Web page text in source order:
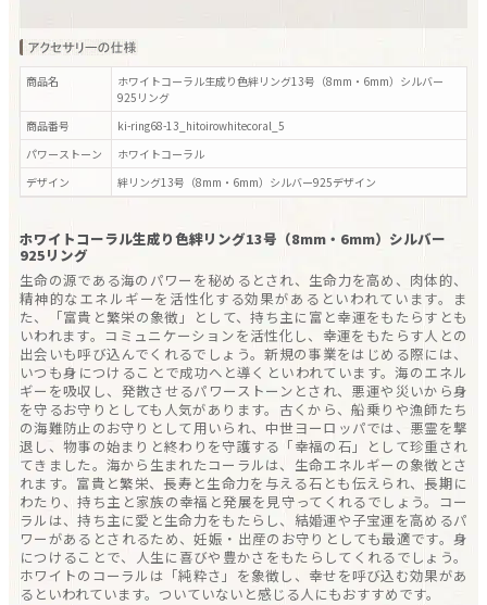
ホワイトコーラル生成り色絆リング13号（8mm・6mm）シルバー
925リング
生命の源である海のパワーを秘めるとされ、生命力を高め、肉体的、
精神的なエネルギーを活性化する効果があるといわれています。ま
た、「富貴と繁栄の象徴」として、持ち主に富と幸運をもたらすとも
いわれます。コミュニケーションを活性化し、幸運をもたらす人との
出会いも呼び込んでくれるでしょう。新規の事業をはじめる際には、
いつも身につけることで成功へと導くといわれています。海のエネル
ギーを吸収し、発散させるパワーストーンとされ、悪運や災いから身
を守るお守りとしても人気があります。古くから、船乗りや漁師たち
の海難防止のお守りとして用いられ、中世ヨーロッパでは、悪霊を撃
退し、物事の始まりと終わりを守護する「幸福の石」として珍重され
てきました。海から生まれたコーラルは、生命エネルギーの象徴とさ
れます。富貴と繁栄、長寿と生命力を与える石とも伝えられ、長期に
わたり、持ち主と家族の幸福と発展を見守ってくれるでしょう。コー
ラルは、持ち主に愛と生命力をもたらし、結婚運や子宝運を高めるパ
ワーがあるとされるため、妊娠・出産のお守りとしても最適です。身
につけることで、人生に喜びや豊かさをもたらしてくれるでしょう。
ホワイトのコーラルは「純粋さ」を象徴し、幸せを呼び込む効果があ
るといわれています。ついていないと感じる人にもおすすめです。
商品名
ホワイトコーラル生成り色絆リング13号（8mm・6mm）シルバー
925リング
商品番号
ki-ring68-13_hitoirowhitecoral_5
パワーストーン
ホワイトコーラル
デザイン
絆リング13号（8mm・6mm）シルバー925デザイン